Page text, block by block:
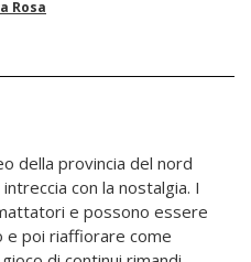
Rosa
della provincia del nord
con la nostalgia. I
e possono essere
e poi riaffiorare come